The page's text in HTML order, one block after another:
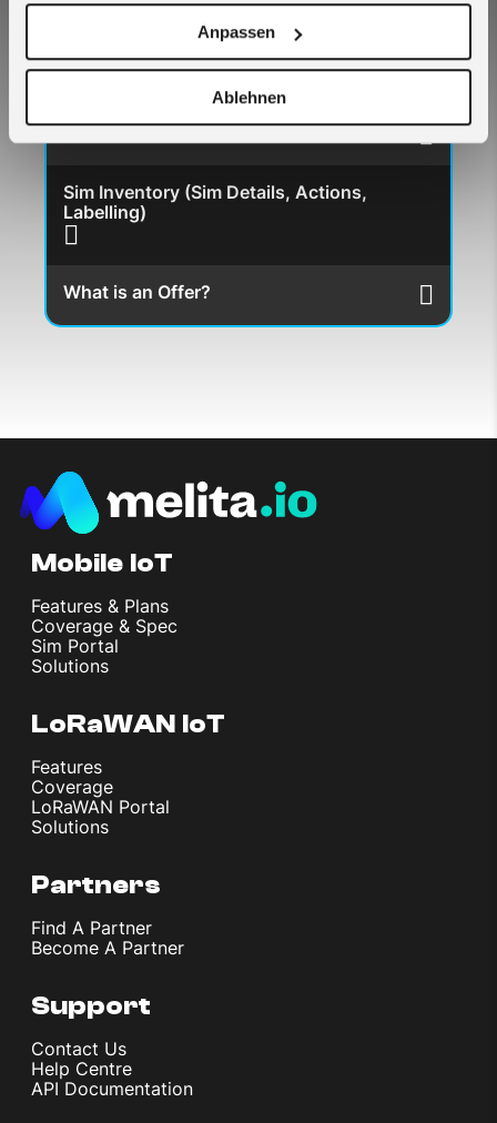
Anpassen
Ablehnen
How long will it take to fulfil an Order?
SIM Activation
How can I manage my SIMs?
Sim Inventory (Sim Details, Actions,
Labelling)
What is an Offer?
Mobile IoT
Features & Plans
Coverage & Spec
Sim Portal
Solutions
LoRaWAN IoT
Features
Coverage
LoRaWAN Portal
Solutions
Partners
Find A Partner
Become A Partner
Support
Contact Us
Help Centre
API Documentation